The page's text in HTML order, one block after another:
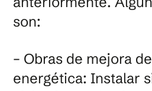
son:
– Obras de mejora
energética: Instalar